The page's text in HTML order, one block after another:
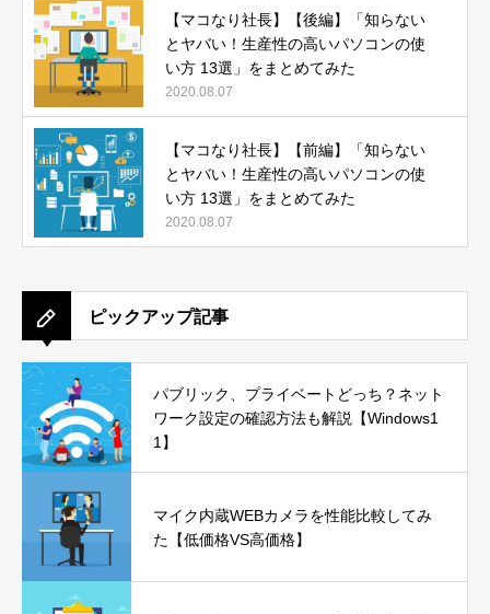
【マコなり社長】【後編】「知らない
とヤバい！生産性の高いパソコンの使
い方 13選」をまとめてみた
2020.08.07
【マコなり社長】【前編】「知らない
とヤバい！生産性の高いパソコンの使
い方 13選」をまとめてみた
2020.08.07
ピックアップ記事
パブリック、プライベートどっち？ネット
ワーク設定の確認方法も解説【Windows1
1】
マイク内蔵WEBカメラを性能比較してみ
た【低価格VS高価格】